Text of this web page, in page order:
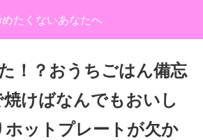
たくないあなたへ
！？おうちごはん備忘
けばなんでもおいし
ホットプレートが欠か